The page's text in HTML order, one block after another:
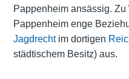
Pappenheim ansässig.
Pappenheim enge
Jagdrechtim dortigen
städtischem Besitz) aus.